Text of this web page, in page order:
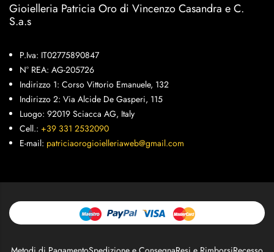
Gioielleria Patricia Oro di Vincenzo Casandra e C.
S.a.s
P.Iva: IT02775890847
N° REA: AG-205726
Indirizzo 1: Corso Vittorio Emanuele, 132
Indirizzo 2: Via Alcide De Gasperi, 115
Luogo: 92019 Sciacca AG, Italy
Cell.: +39 331 2532090
E-mail: patriciaorogioielleriaweb@gmail.com